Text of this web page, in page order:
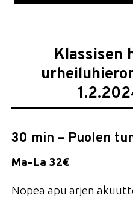
Klassisen
Ma-La 32€
30 min – Puolen
Nopea apu arjen